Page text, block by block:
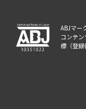
ABJマー
コンテ
標（登録